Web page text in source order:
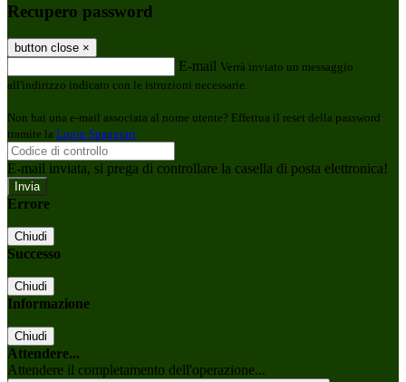
Recupero password
button close ×
E-mail Verrà inviato un messaggio
all'indirizzo indicato con le istruzioni necessarie.
Non hai una e-mail associata al nome utente? Effettua il reset della password
tramite la Login Spaggiari
E-mail inviata, si prega di controllare la casella di posta elettronica!
Errore
Chiudi
Successo
Chiudi
Informazione
Chiudi
Attendere...
Attendere il completamento dell'operazione...